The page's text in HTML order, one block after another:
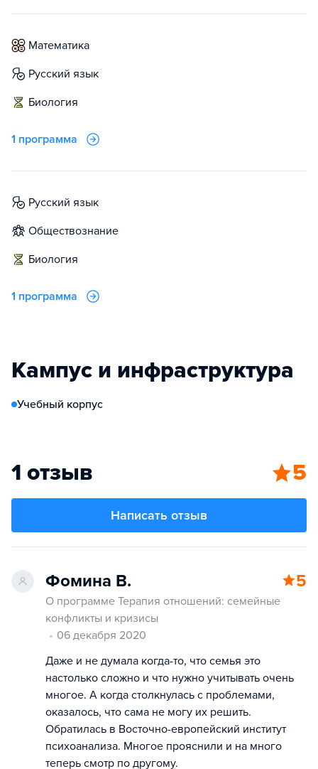
математика
русский язык
биология
1 программа
русский язык
обществознание
биология
1 программа
Кампус и инфраструктура
Учебный корпус
1 отзыв 5
Написать отзыв
Фомина В. 5
О программе Терапия отношений: семейные
конфликты и кризисы
06 декабря 2020
Даже и не думала когда-то, что семья это
настолько сложно и что нужно учитывать очень
многое. А когда столкнулась с проблемами,
оказалось, что сама не могу их решить.
Обратилась в Восточно-европейский институт
психоанализа. Многое прояснили и на много
теперь смотр по другому.